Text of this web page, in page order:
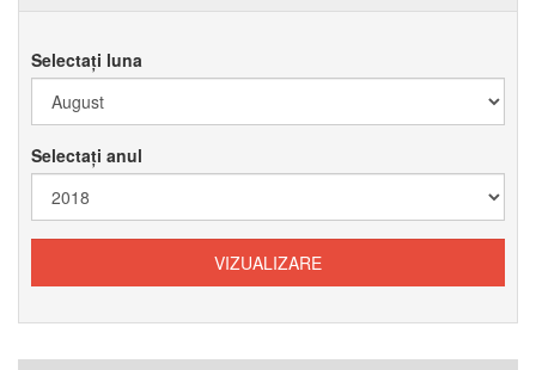
Selectați luna
Selectați anul